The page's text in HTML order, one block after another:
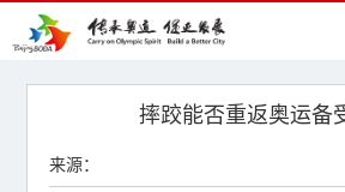
新闻中心
摔跤能否重返奥运备
来源：